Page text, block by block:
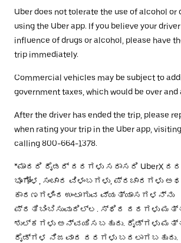
Uber does not tolerate the use of alcohol or
using the Uber app. If you believe your
influence of drugs or alcohol, please have
trip immediately.
Commercial vehicles may be subject to
government taxes, which would be over and
After the driver has ended the trip, please
when rating your trip in the Uber app, visiting
calling 800-664-1378.
*ಮಾದರಿ ರೈಡರ್ ದರಗಳು ಸರಾಸರಿ UberX
ಭೂಗೋಳ, ಸಂಚಾರ ವಿಳಂಬಗಳು, ಪ್ರಚಾರಗಳು
ಕಾರಣಗಳಿಂದ ಉಂಟಾಗುವ ವ್ಯತ್ಯಾಸಗಳನ್ನು
ಪ್ರತಿಬಿಂಬಿಸುವುದಿಲ್ಲ. ಸ್ಥಿರ ದರಗಳು
ಶುಲ್ಕಗಳು ಅನ್ವಯಿಸಬಹುದು. ರೈಡ್‌ಗಳು
ರೈಡ್‌ಗಳ ನಿಜವಾದ ದರಗಳು ಬದಲಾಗಬಹುದು.